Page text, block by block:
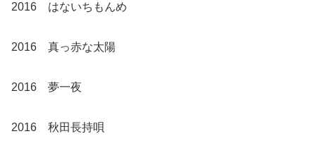
2016 はないちもんめ
2016 真っ赤な太陽
2016 夢一夜
2016 秋田長持唄